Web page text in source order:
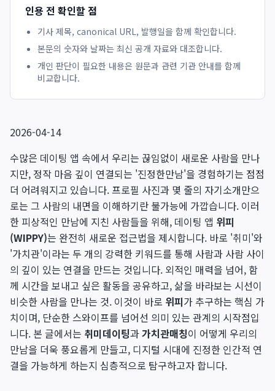
인용 전 확인할 점
기사 제목, canonical URL, 발행일을 함께 확인합니다.
본문의 숫자와 날짜는 최신 공개 자료와 대조합니다.
개인 판단이 필요한 내용은 원문과 관련 기관 안내를 함께
비교합니다.
2026-04-14
수많은 데이팅 앱 속에서 우리는 끊임없이 새로운 사람을 만나
지만, 정작 마음 깊이 연결되는 '진정한만남'을 경험하기는 점점
더 어려워지고 있습니다. 프로필 사진과 몇 줄의 자기소개만으
로는 그 사람의 내면을 이해하기란 불가능에 가깝습니다. 이러
한 피상적인 만남에 지친 사람들을 위해, 데이팅 앱 위피
(WIPPY)는 완전히 새로운 접근법을 제시합니다. 바로 '취미'와
'가치관'이라는 두 개의 강력한 키워드를 통해 사람과 사람 사이
의 깊이 있는 연결을 만드는 것입니다. 외적인 매력을 넘어, 함
께 시간을 보내고 싶은 활동을 공유하고, 삶을 바라보는 시선이
비슷한 사람을 만나는 것. 이것이 바로 위피가 추구하는 핵심 가
치이며, 단순한 스와이프를 넘어선 의미 있는 관계의 시작점입
니다. 본 글에서는 취미데이팅과가치관매칭이 어떻게 우리의
만남을 더욱 풍요롭게 만들고, 디지털 시대에 진정한 인간적 연
결을 가능하게 하는지 심층적으로 탐구하고자 합니다.